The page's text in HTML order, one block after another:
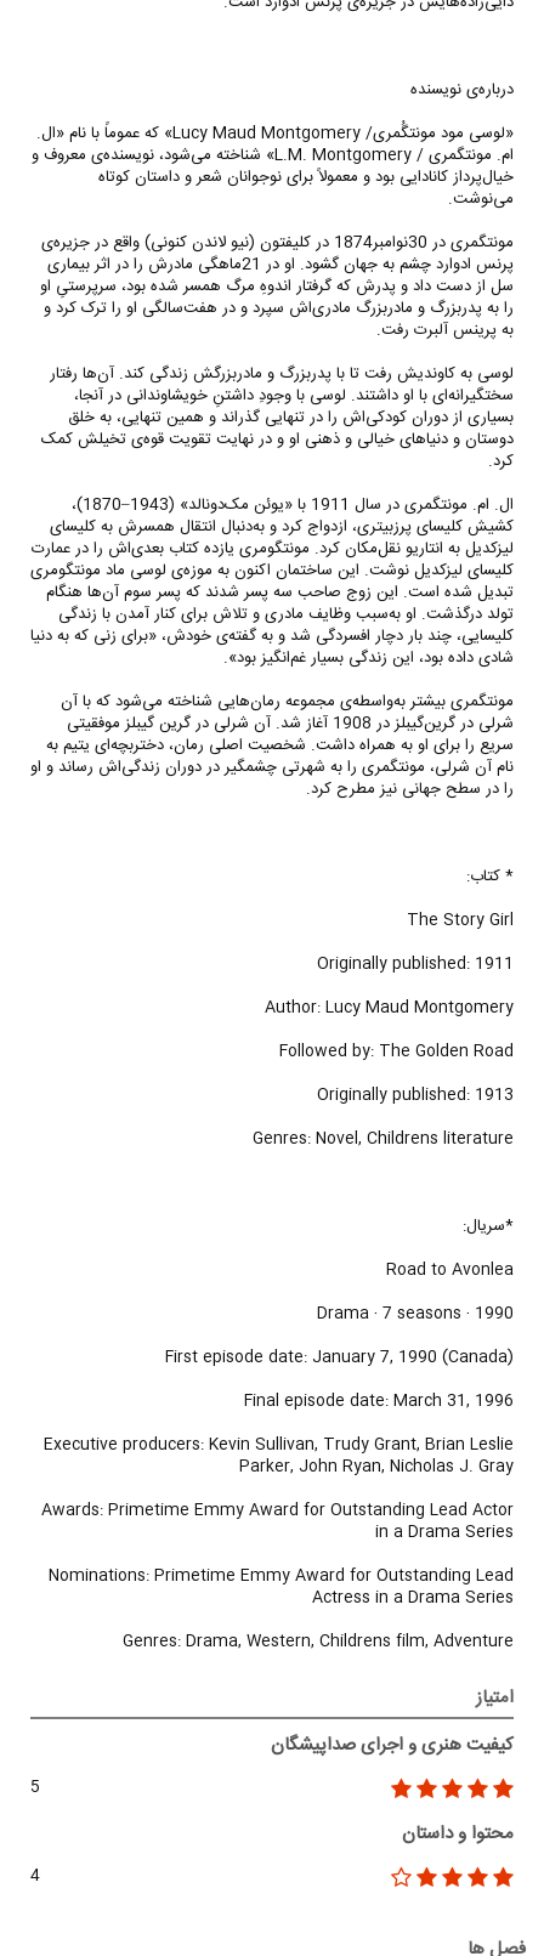
درباره‌ی نویسنده
«لوسی مود مونتگُمری/ Lucy Maud Montgomery» که عموماً با نام «ال.
ام. مونتگمری / L.M. Montgomery» شناخته می‌شود، نویسنده‌ی معروف و
خیال‌پرداز کانادایی بود و معمولاً برای نوجوانان شعر و داستان کوتاه
می‌نوشت.
مونتگمری در 30نوامبر1874 در کلیفتون (نیو لاندن کنونی) واقع در جزیره‌ی
پرنس ادوارد چشم به جهان گشود. او در 21ماهگی مادرش را در اثر بیماری
سل از دست داد و پدرش که گرفتار اندوهِ مرگ همسر شده بود، سرپرستیِ او
را به پدربزرگ و مادربزرگ مادری‌اش سپرد و در هفت‌سالگی او را ترک کرد و
به پرینس آلبرت رفت.
لوسی به کاوندیش رفت تا با پدربزرگ و مادربزرگش زندگی کند. آن‌ها رفتار
سختگیرانه‌ای با او داشتند. لوسی با وجودِ داشتنِ خویشاوندانی در آنجا،
بسیاری از دوران کودکی‌اش را در تنهایی گذراند و همین تنهایی، به خلق
دوستان و دنیاهای خیالی و ذهنی او و در نهایت تقویت قوه‌ی تخیلش کمک
کرد.
ال. ام. مونتگمری در سال 1911 با «یوئن مک‌دونالد» (1943–1870)،
کشیش کلیسای پرزبیتری، ازدواج کرد و به‌دنبال انتقال همسرش به کلیسای
لیزکدیل به انتاریو نقل‌‌‌مکان کرد. مونتگومری یازده کتاب بعدی‌اش را در عمارت
کلیسای لیزکدیل نوشت. این ساختمان اکنون به موزه‌ی لوسی ماد مونتگومری
تبدیل شده است. این زوج صاحب سه پسر شدند که پسر سوم آن‌ها هنگام
تولد درگذشت. او به‌‌‌سبب وظایف مادری و تلاش برای کنار آمدن با زندگی
کلیسایی، چند بار دچار افسردگی شد و به گفته‌ی خودش، «برای زنی که به دنیا
شادی داده بود، این زندگی بسیار غم‌انگیز بود».
مونتگمری بیشتر به‌‌واسطه‌‌ی مجموعه رمان‌هایی شناخته می‌شود که با آن
شرلی در گرین‌گیبلز در 1908 آغاز شد. آن شرلی در گرین گیبلز موفقیتی
سریع را برای او به همراه داشت. شخصیت اصلی رمان، دختربچه‌ای یتیم به
نام آن شرلی، مونتگمری را به شهرتی چشمگیر در دوران زندگی‌اش رساند و او
را در سطح جهانی نیز مطرح کرد.
* کتاب:
The Story Girl
Originally published: 1911
Author: Lucy Maud Montgomery
Followed by: The Golden Road
Originally published: 1913
Genres: Novel, Childrens literature
*سریال:
Road to Avonlea
1990 ‧ Drama ‧ 7 seasons
First episode date: January 7, 1990 (Canada)
Final episode date: March 31, 1996
Executive producers: Kevin Sullivan, Trudy Grant, Brian Leslie
Parker, John Ryan, Nicholas J. Gray
Awards: Primetime Emmy Award for Outstanding Lead Actor
in a Drama Series
Nominations: Primetime Emmy Award for Outstanding Lead
Actress in a Drama Series
Genres: Drama, Western, Childrens film, Adventure
امتیاز
کیفیت هنری و اجرای صداپیشگان
5
محتوا و داستان
4
فصل ها